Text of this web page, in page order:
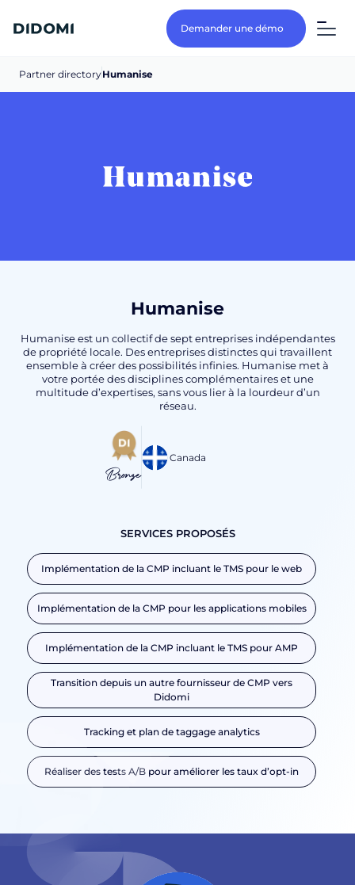
Demander une démo
Partner directoryHumanise
Humanise
Humanise est un collectif de sept entreprises indépendantes
de propriété locale. Des entreprises distinctes qui travaillent
ensemble à créer des possibilités infinies. Humanise met à
votre portée des disciplines complémentaires et une
multitude d’expertises, sans vous lier à la lourdeur d’un
réseau.
Bronze
Canada
SERVICES PROPOSÉS
Implémentation de la CMP incluant le TMS pour le web
Implémentation de la CMP pour les applications mobiles
Implémentation de la CMP incluant le TMS pour AMP
Transition depuis un autre fournisseur de CMP vers
Didomi
Tracking et plan de taggage analytics
Réaliser des tests A/B pour améliorer les taux d’opt-in